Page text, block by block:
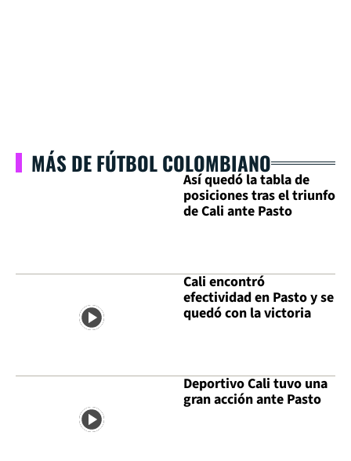
MÁS DE FÚTBOL COLOMBIANO
Así quedó la tabla de
posiciones tras el triunfo
de Cali ante Pasto
Cali encontró
efectividad en Pasto y se
quedó con la victoria
Deportivo Cali tuvo una
gran acción ante Pasto